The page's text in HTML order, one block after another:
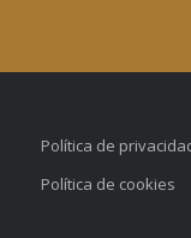
Política de
Política de cookies